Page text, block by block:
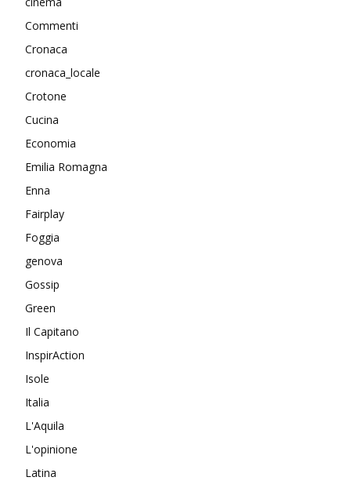
Commenti
Cronaca
cronaca_locale
Crotone
Cucina
Economia
Emilia Romagna
Enna
Fairplay
Foggia
genova
Gossip
Green
Il Capitano
InspirAction
Isole
Italia
L'Aquila
L'opinione
Latina